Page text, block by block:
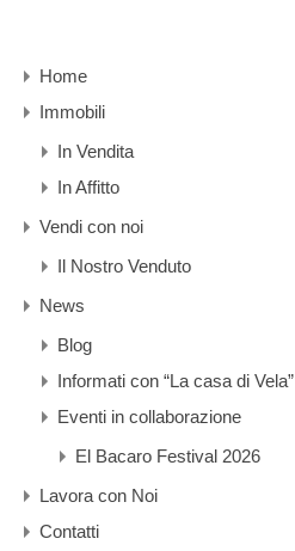
Home
Immobili
In Vendita
In Affitto
Vendi con noi
Il Nostro Venduto
News
Blog
Informati con “La casa di Vela”
Eventi in collaborazione
El Bacaro Festival 2026
Lavora con Noi
Contatti